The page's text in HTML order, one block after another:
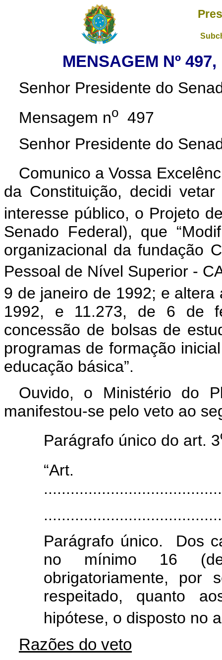
MENSAGEM Nº
Senhor Presidente do
Mensagem no 497
Senhor Presidente do
Comunico a Vossa
da Constituição, decidi
interesse público, o Projeto
Senado Federal), que
organizacional da fundação
Pessoal de Nível Superior -
9 de janeiro de 1992; e altera
1992, e 11.273, de 6 de
concessão de bolsas de
programas de formação
educação básica”.
Ouvido, o Ministério do
manifestou-se pelo veto ao
Parágrafo único do art. 3
Parágrafo único. Dos
no mínimo 16
obrigatoriamente, por
respeitado, quanto
hipótese, o disposto no
Razões do veto